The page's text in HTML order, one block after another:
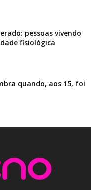
pessoas vivendo
fisiológica
quando, aos 15, foi